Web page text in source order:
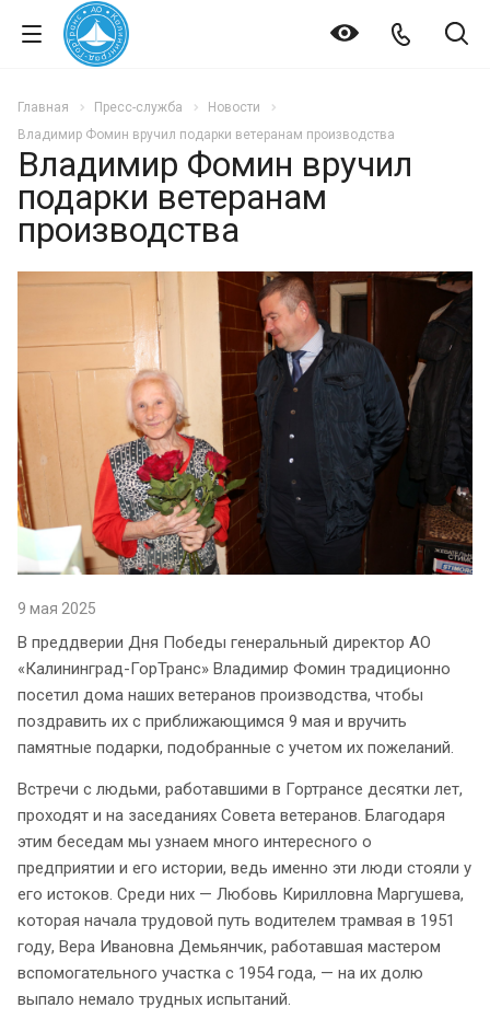
Главная Пресс-служба
Новости
Владимир Фомин вручил подарки ветеранам производства
Владимир Фомин вручил
подарки ветеранам
производства
9 мая 2025
В преддверии Дня Победы генеральный директор АО
«Калининград-ГорТранс» Владимир Фомин традиционно
посетил дома наших ветеранов производства, чтобы
поздравить их с приближающимся 9 мая и вручить
памятные подарки, подобранные с учетом их пожеланий.
Встречи с людьми, работавшими в Гортрансе десятки лет,
проходят и на заседаниях Совета ветеранов. Благодаря
этим беседам мы узнаем много интересного о
предприятии и его истории, ведь именно эти люди стояли у
его истоков. Среди них — Любовь Кирилловна Маргушева,
которая начала трудовой путь водителем трамвая в 1951
году, Вера Ивановна Демьянчик, работавшая мастером
вспомогательного участка с 1954 года, — на их долю
выпало немало трудных испытаний.